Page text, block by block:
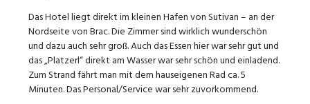
Das Hotel liegt direkt im kleinen Hafen von Sutivan – an der
Nordseite von Brac. Die Zimmer sind wirklich wunderschön
und dazu auch sehr groß. Auch das Essen hier war sehr gut und
das „Platzerl“ direkt am Wasser war sehr schön und einladend.
Zum Strand fährt man mit dem hauseigenen Rad ca. 5
Minuten. Das Personal/Service war sehr zuvorkommend.